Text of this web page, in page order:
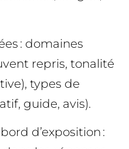
: domaines
repris, tonalité
types de
guide, avis).
d’exposition :